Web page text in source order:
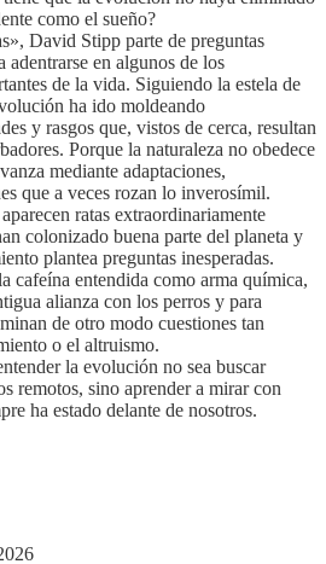
como el sueño?
David Stipp parte de preguntas
adentrarse en algunos de los
de la vida. Siguiendo la estela de
ha ido moldeando
y rasgos que, vistos de cerca, resultan
Porque la naturaleza no obedece
mediante adaptaciones,
que a veces rozan lo inverosímil.
ratas extraordinariamente
colonizado buena parte del planeta y
plantea preguntas inesperadas.
cafeína entendida como arma química,
alianza con los perros y para
de otro modo cuestiones tan
o el altruismo.
la evolución no sea buscar
remotos, sino aprender a mirar con
ha estado delante de nosotros.